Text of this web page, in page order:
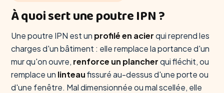
À quoi sert une poutre IPN ?
Une poutre IPN est un profilé en acierqui reprend les
charges d'un bâtiment : elle remplace la portance d'un
mur qu'on ouvre, renforce un plancherqui fléchit, ou
remplace un linteaufissuré au-dessus d'une porte ou
d'une fenêtre. Mal dimensionnée ou mal scellée, elle